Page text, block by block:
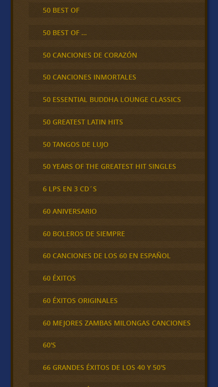
50 BEST OF
50 BEST OF …
50 CANCIONES DE CORAZÓN
50 CANCIONES INMORTALES
50 ESSENTIAL BUDDHA LOUNGE CLASSICS
50 GREATEST LATIN HITS
50 TANGOS DE LUJO
50 YEARS OF THE GREATEST HIT SINGLES
6 LPS EN 3 CD´S
60 ANIVERSARIO
60 BOLEROS DE SIEMPRE
60 CANCIONES DE LOS 60 EN ESPAÑOL
60 ÉXITOS
60 ÉXITOS ORIGINALES
60 MEJORES ZAMBAS MILONGAS CANCIONES
60'S
66 GRANDES ÉXITOS DE LOS 40 Y 50'S